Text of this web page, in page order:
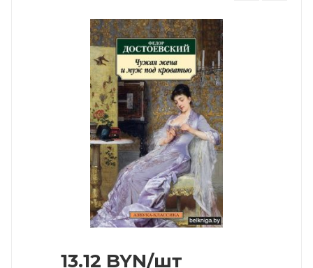
13.12 BYN/шт